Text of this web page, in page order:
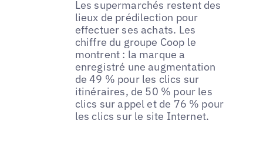
Les supermarchés restent des
lieux de prédilection pour
effectuer ses achats. Les
chiffre du groupe Coop le
montrent : la marque a
enregistré une augmentation
de 49 % pour les clics sur
itinéraires, de 50 % pour les
clics sur appel et de 76 % pour
les clics sur le site Internet.